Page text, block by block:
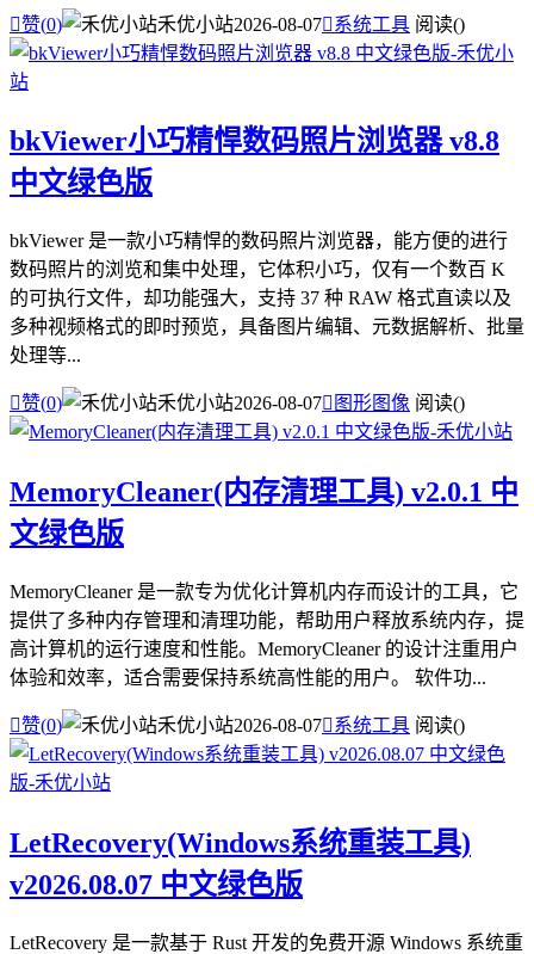
赞(0) 禾优小站2026-08-07系统工具 阅读()
bkViewer小巧精悍数码照片浏览器 v8.8
中文绿色版
bkViewer 是一款小巧精悍的数码照片浏览器，能方便的进行
数码照片的浏览和集中处理，它体积小巧，仅有一个数百 K
的可执行文件，却功能强大，支持 37 种 RAW 格式直读以及
多种视频格式的即时预览，具备图片编辑、元数据解析、批量
处理等...
赞(0) 禾优小站2026-08-07 图形图像 阅读()
MemoryCleaner(内存清理工具) v2.0.1 中
文绿色版
MemoryCleaner 是一款专为优化计算机内存而设计的工具，它
提供了多种内存管理和清理功能，帮助用户释放系统内存，提
高计算机的运行速度和性能。MemoryCleaner 的设计注重用户
体验和效率，适合需要保持系统高性能的用户。 软件功...
赞(0) 禾优小站2026-08-07系统工具 阅读()
LetRecovery(Windows系统重装工具)
v2026.08.07 中文绿色版
LetRecovery 是一款基于 Rust 开发的免费开源 Windows 系统重